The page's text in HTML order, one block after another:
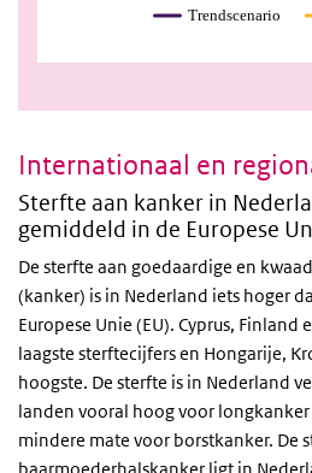
Trendscenario
Internationaal en
Sterfte aan kanker in
gemiddeld in de Europese
De sterfte aan goedaardige en
(kanker) is in Nederland iets hoger
Europese Unie (EU). Cyprus, Finland
laagste sterftecijfers en Hongarije,
hoogste. De sterfte is in Nederland
landen vooral hoog voor
mindere mate voor borstkanker. De